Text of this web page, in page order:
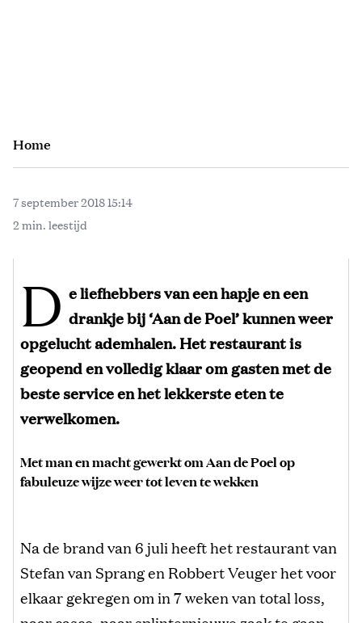
Home
7 september 2018 15:14
2 min. leestijd
D e liefhebbers van een hapje en een
drankje bij ‘Aan de Poel’ kunnen weer
opgelucht ademhalen. Het restaurant is
geopend en volledig klaar om gasten met de
beste service en het lekkerste eten te
verwelkomen.
Met man en macht gewerkt om Aan de Poel op
fabuleuze wijze weer tot leven te wekken
Na de brand van 6 juli heeft het restaurant van
Stefan van Sprang en Robbert Veuger het voor
elkaar gekregen om in 7 weken van total loss,